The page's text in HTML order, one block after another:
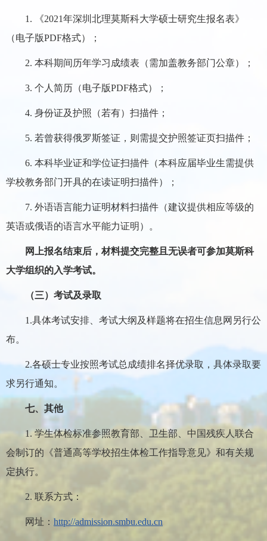
1. 《2021年深圳北理莫斯科大学硕士研究生报名表》
（电子版PDF格式）；
2. 本科期间历年学习成绩表（需加盖教务部门公章）；
3. 个人简历（电子版PDF格式）；
4. 身份证及护照（若有）扫描件；
5. 若曾获得俄罗斯签证，则需提交护照签证页扫描件；
6. 本科毕业证和学位证扫描件（本科应届毕业生需提供
学校教务部门开具的在读证明扫描件）；
7. 外语语言能力证明材料扫描件（建议提供相应等级的
英语或俄语的语言水平能力证明）。
网上报名结束后，材料提交完整且无误者可参加莫斯科
大学组织的入学考试。
（三）考试及录取
1.具体考试安排、考试大纲及样题将在招生信息网另行公
布。
2.各硕士专业按照考试总成绩排名择优录取，具体录取要
求另行通知。
七、其他
1. 学生体检标准参照教育部、卫生部、中国残疾人联合
会制订的《普通高等学校招生体检工作指导意见》和有关规
定执行。
2. 联系方式：
网址： http://admission.smbu.edu.cn